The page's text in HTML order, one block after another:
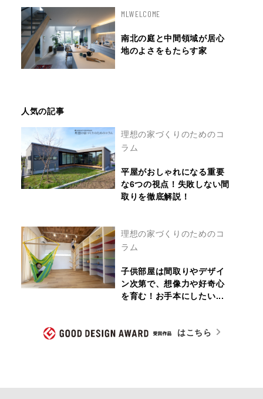
MLWELCOME
南北の庭と中間領域が居心
地のよさをもたらす家
人気の記事
理想の家づくりのためのコ
ラム
平屋がおしゃれになる重要
な6つの視点！失敗しない間
取りを徹底解説！
理想の家づくりのためのコ
ラム
子供部屋は間取りやデザイ
ン次第で、想像力や好奇心
を育む！お手本にしたい...
はこちら